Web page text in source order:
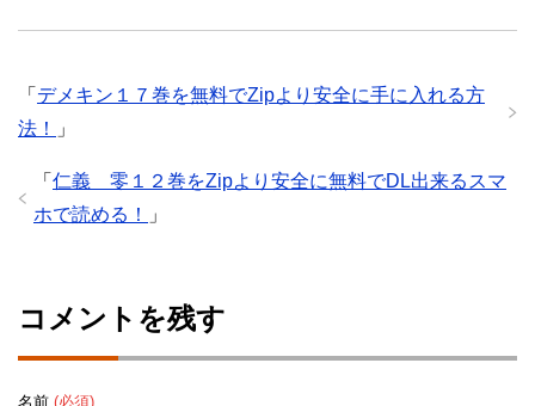
「 デメキン１７巻を無料でZipより安全に手に入れる方
法！
」
「 仁義 零１２巻をZipより安全に無料でDL出来るスマ
ホで読める！
」
コメントを残す
名前 (必須)